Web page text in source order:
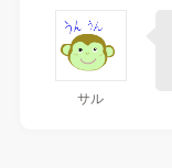
サル